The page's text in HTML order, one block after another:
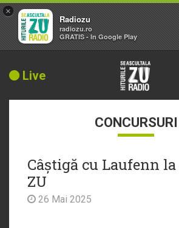
Live
CONCURSURI
Câștigă cu Laufenn la
ZU
26 Mai 2025
×
Radiozu
radiozu.ro
GRATIS - In Google Play